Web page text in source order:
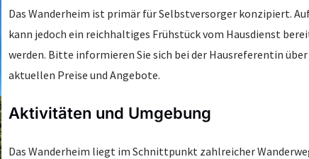
Das Wanderheim ist primär für Selbstversorger konzipiert.
kann jedoch ein reichhaltiges Frühstück vom Hausdienst
werden. Bitte informieren Sie sich bei der Hausreferentin über
aktuellen Preise und Angebote.
Aktivitäten und Umgebung
Das Wanderheim liegt im Schnittpunkt zahlreicher